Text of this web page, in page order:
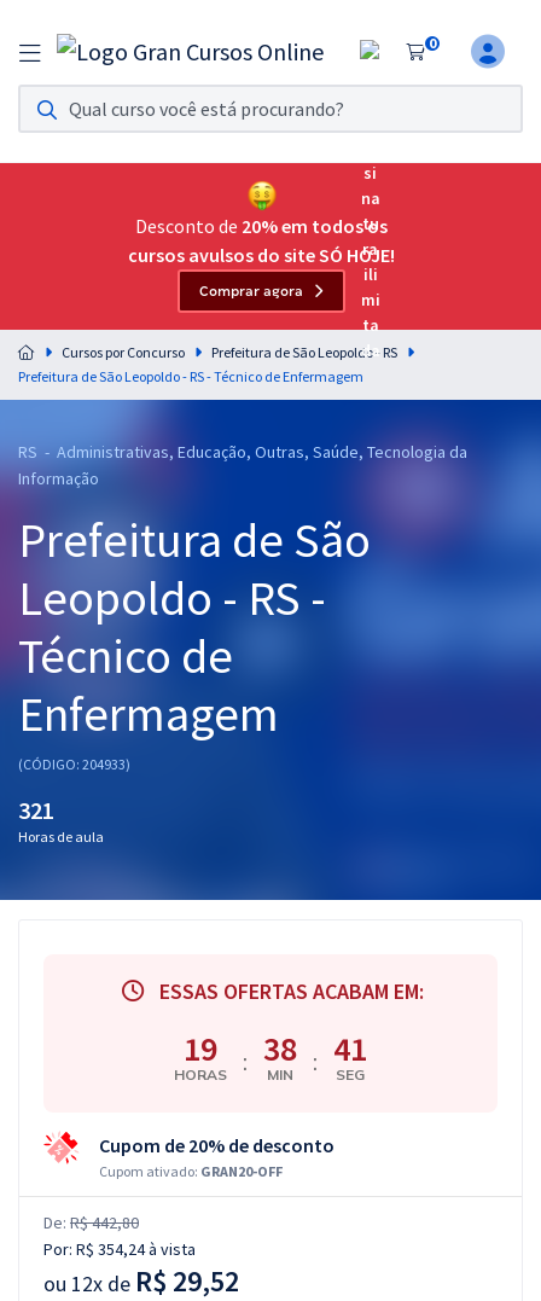
0
Assinatura Ilimitada 11
Acesso a todos os cursos. Teste grátis por 7 dias!
Assinatura OAB Até Passar
Acesso ilimitado a toda preparação para o Exame da
Residências Multiprofissionais
Preparação completa e intensiva para as principais
residências em saúde do Brasil
Assinatura Ilimitada
Graduação
OAB
Mentorias
Conteúdo gratuito
Atendimento
Desconto de 20% em todos os
cursos avulsos do site SÓ HOJE!
Comprar agora
Cursos por Concurso
Prefeitura de São Leopoldo - RS
Prefeitura de São Leopoldo - RS - Técnico de Enfermagem
RS - Administrativas, Educação, Outras, Saúde, Tecnologia da
Informação
Prefeitura de São
Leopoldo - RS -
Técnico de
Enfermagem
(CÓDIGO: 204933)
321
Horas de aula
ESSAS OFERTAS ACABAM EM:
19
HORAS : 38
MIN : 40
SEG
Cupom de 20% de desconto
Cupom ativado: GRAN20-OFF
De: R$ 442,80
Por: R$ 354,24à vista
ou 12x de R$ 29,52